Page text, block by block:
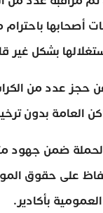
أصحابها
بشكل غير
حجز عدد من
العامة بدون
ضمن جهود
على حقوق
بأكادير.